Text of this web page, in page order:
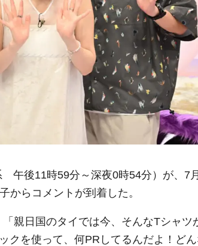
午後11時59分～深夜0時54分）が、7
からコメントが到着した。
親日国のタイでは今、そんなTシャツ
クを使って、何PRしてるんだよ！ど